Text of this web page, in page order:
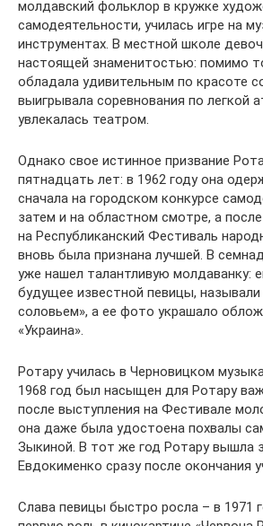
молдавский фольклор в кружке
самодеятельности, училась игре на
инструментах. В местной школе
настоящей знаменитостью: помимо
обладала удивительным по красоте
выигрывала соревнования по легкой
увлекалась театром.
Однако свое истинное призвание
пятнадцать лет: в 1962 году она
сначала на городском конкурсе
затем и на областном смотре, а
на Республиканский Фестиваль
вновь была признана лучшей. В
уже нашел талантливую молдаванку:
будущее известной певицы, называли
соловьем», а ее фото украшало
«Украина».
Ротару училась в Черновицком
1968 год был насыщен для Ротару
после выступления на Фестивале
она даже была удостоена похвалы
Зыкиной. В тот же год Ротару вышла
Евдокименко сразу после окончания
Слава певицы быстро росла – в 1971